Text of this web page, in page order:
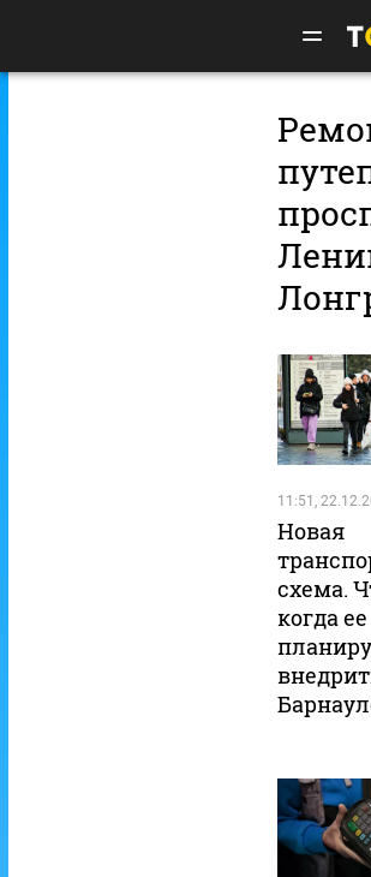
11:51,
Новая
схема.
когда ее